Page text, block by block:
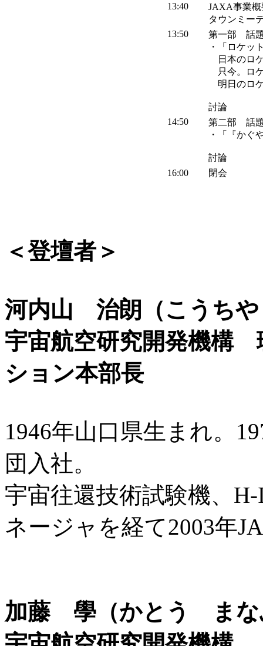
13:40
JAXA事業概
タウンミー
13:50
第一部 話
・「ロケッ
日本のロ
只今。ロ
明日のロ
討論
14:50
第二部 話
・「『かぐ
討論
16:00
閉会
＜登壇者＞
河内山 治朗（こうち
宇宙航空研究開発機構
ション本部長
1946年山口県生まれ。
団入社。
宇宙往還技術試験機、
ネージャを経て2003年
加藤 學（かとう まな